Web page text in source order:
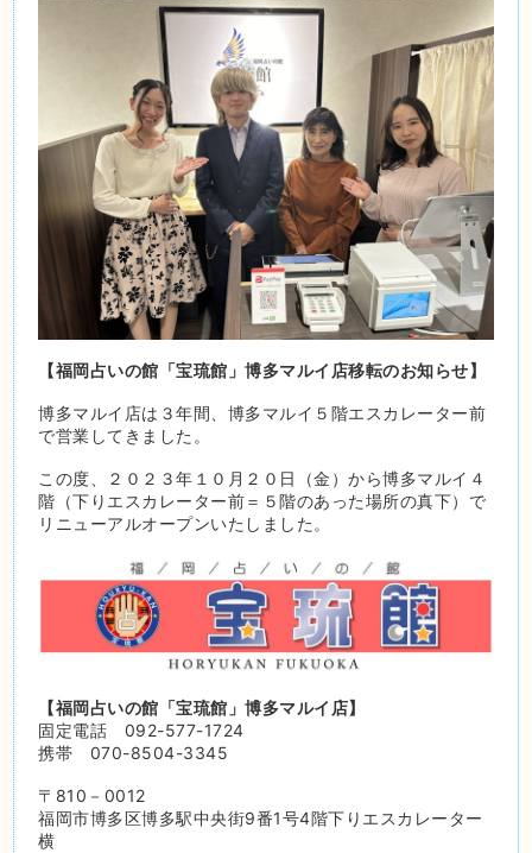
【福岡占いの館「宝琉館」博多マルイ店移転のお知らせ】
博多マルイ店は３年間、博多マルイ５階エスカレーター前
で営業してきました。
この度、２０２３年１０月２０日（金）から博多マルイ４
階（下りエスカレーター前＝５階のあった場所の真下）で
リニューアルオープンいたしました。
【福岡占いの館「宝琉館」博多マルイ店】
固定電話 092-577-1724
携帯 070-8504-3345
〒810－0012
福岡市博多区博多駅中央街9番1号4階下りエスカレーター
横